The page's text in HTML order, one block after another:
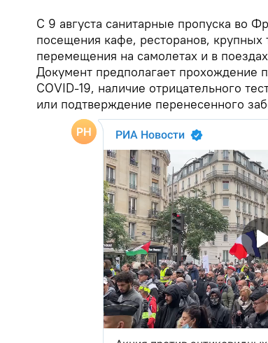
С 9 августа санитарные пропуска во
посещения кафе, ресторанов, крупных
перемещения на самолетах и в
Документ предполагает прохождение
CОVID-19, наличие отрицательного
или подтверждение перенесенного